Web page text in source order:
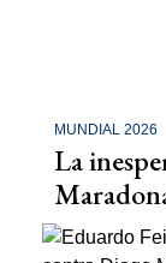
MUNDIAL 2026
La